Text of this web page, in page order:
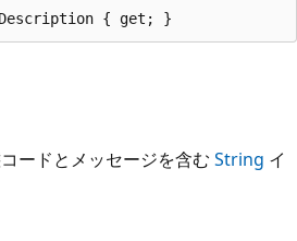
{ get; }
ードとメッセージを含む String イ